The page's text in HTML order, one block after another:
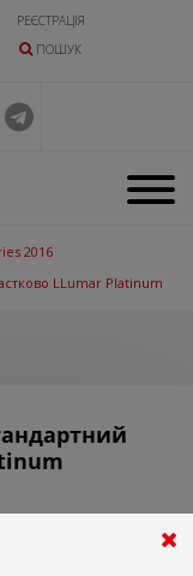
РЕЄСТРАЦІЯ
ПОШУК
2016
LLumar Platinum